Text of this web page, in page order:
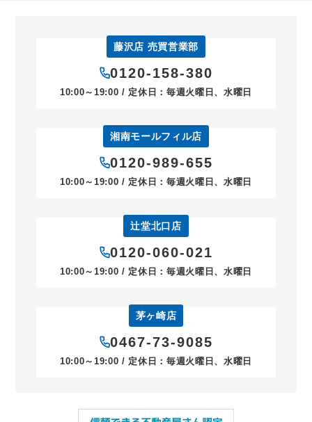
藤沢店 売買営業部
0120-158-380
10:00～19:00 / 定休日：毎週火曜日、水曜日
湘南モールフィル店
0120-989-655
10:00～19:00 / 定休日：毎週火曜日、水曜日
辻堂北口店
0120-060-021
10:00～19:00 / 定休日：毎週火曜日、水曜日
茅ヶ崎店
0467-73-9085
10:00～19:00 / 定休日：毎週火曜日、水曜日